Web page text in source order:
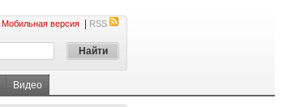
Мобильная версия RSS
Видео